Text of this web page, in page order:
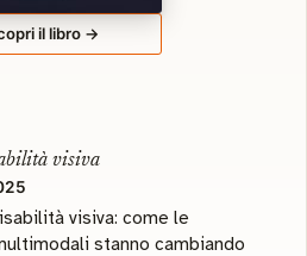
il libro →
visiva
visiva: come le
stanno cambiando